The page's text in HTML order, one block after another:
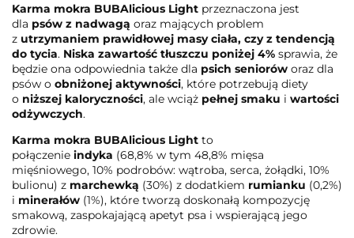
Karma mokra BUBAlicious Light przeznaczona jest
dla psów z nadwagą oraz mających problem
z utrzymaniem prawidłowej masy ciała, czy z tendencją
do tycia. Niska zawartość tłuszczu poniżej 4% sprawia, że
będzie ona odpowiednia także dla psich seniorów oraz dla
psów o obniżonej aktywności, które potrzebują diety
o niższej kaloryczności, ale wciąż pełnej smaku i wartości
odżywczych.
Karma mokra BUBAlicious Light to
połączenie indyka (68,8% w tym 48,8% mięsa
mięśniowego, 10% podrobów: wątroba, serca, żołądki, 10%
bulionu) z marchewką (30%) z dodatkiem rumianku (0,2%)
i minerałów (1%), które tworzą doskonałą kompozycję
smakową, zaspokajającą apetyt psa i wspierającą jego
zdrowie.